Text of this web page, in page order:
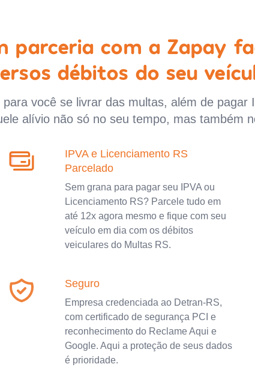
parceria com a Zapay
débitos do seu
você se livrar das multas, além de pagar
alívio não só no seu tempo, mas também
IPVA e Licenciamento RS
Parcelado
Sem grana para pagar seu IPVA ou
Licenciamento RS? Parcele tudo em
até 12x agora mesmo e fique com seu
veículo em dia com os débitos
veiculares do Multas RS.
Seguro
Empresa credenciada ao Detran-RS,
com certificado de segurança PCI e
reconhecimento do Reclame Aqui e
Google. Aqui a proteção de seus dados
é prioridade.